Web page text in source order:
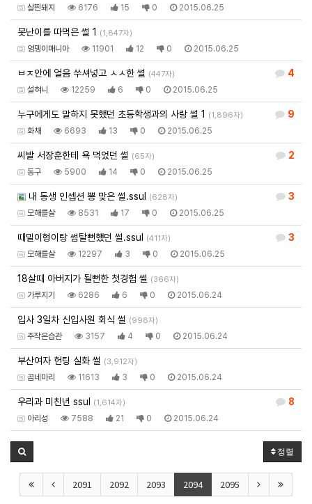
살찐돼지 6176 15 0 2015.06.25
못난이를 따먹은 썰 1 (1,847자)
엉뎅이매니아 11901 12 0 2015.06.25
4
ㅂㅈ안에 얼음 쑤셔넣고 ㅅㅅ한 썰 (447자)
설혀니 12259 6 0 2015.06.25
9
누구에게도 말하지 못했던 초등학생과의 사랑 썰 1 (1,896자)
화채 6693 13 0 2015.06.25
2
씨발 서장훈한테 욕 먹었던 썰 (65자)
동구 5900 14 0 2015.06.25
3
내 동생 인셉션 뽕 맞은 썰.ssul (628자)
모해를살 8531 17 0 2015.06.25
3
때밀이형이랑 썸탈뻔했던 썰.ssul (411자)
모해를살 12297 3 0 2015.06.25
18살때 아버지가 될뻔한 첫경험 썰 (366자)
가루지기 6286 6 0 2015.06.24
입사 3일차 신입사원 회식 썰 (998자)
주작은습관 3157 4 0 2015.06.24
부산여자 헌팅 실화 썰 (3,912자)
곰네마리 11613 3 0 2015.06.24
8
우리과 미친년 ssul (1,614자)
아리성 7588 21 0 2015.06.24
정렬
2091 2092 2093 2094 2095